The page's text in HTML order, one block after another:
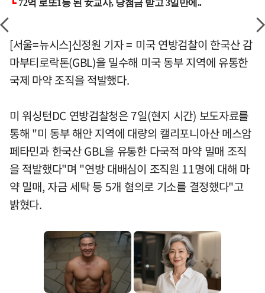
[서울=뉴시스]신정원 기자 = 미국 연방검찰이 한국산 감
마부티로락톤(GBL)을 밀수해 미국 동부 지역에 유통한
국제 마약 조직을 적발했다.
미 워싱턴DC 연방검찰청은 7일(현지 시간) 보도자료를
통해 "미 동부 해안 지역에 대량의 캘리포니아산 메스암
페타민과 한국산 GBL을 유통한 다국적 마약 밀매 조직
을 적발했다"며 "연방 대배심이 조직원 11명에 대해 마
약 밀매, 자금 세탁 등 5개 혐의로 기소를 결정했다"고
밝혔다.